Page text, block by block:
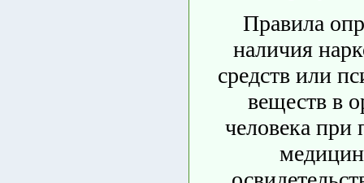
Правила
наличия
средств или
веществ в
человека при